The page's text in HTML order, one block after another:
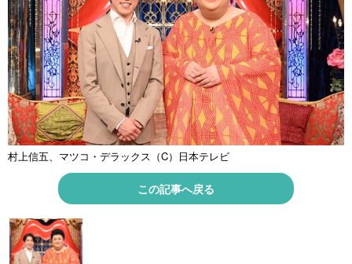
登録・ログイン/マイルーム
村上信五、マツコ・デラックス（C）日本テレビ
この記事へ戻る